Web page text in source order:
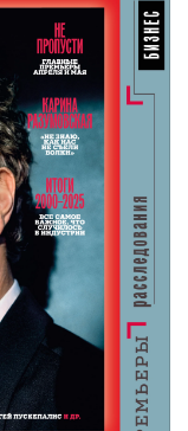
на все
продюсером, а
Уже потом, в
идею
кино,
Кино, которое
«Дэдпула 2»
юмора снова
любой
нас удивил.